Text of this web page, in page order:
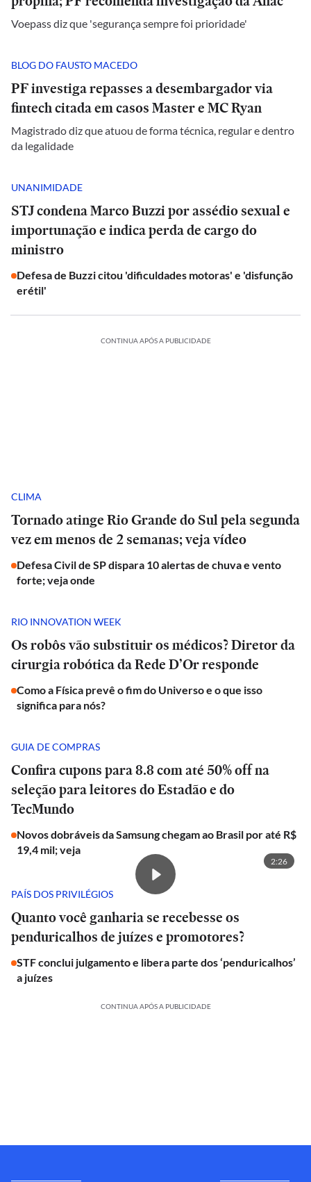
Voepass diz que 'segurança sempre foi prioridade'
BLOG DO FAUSTO MACEDO
PF investiga repasses a desembargador via
fintech citada em casos Master e MC Ryan
Magistrado diz que atuou de forma técnica, regular e dentro
da legalidade
UNANIMIDADE
STJ condena Marco Buzzi por assédio sexual e
importunação e indica perda de cargo do
ministro
Defesa de Buzzi citou 'dificuldades motoras' e 'disfunção
erétil'
CONTINUA APÓS A PUBLICIDADE
CLIMA
Tornado atinge Rio Grande do Sul pela segunda
vez em menos de 2 semanas; veja vídeo
Defesa Civil de SP dispara 10 alertas de chuva e vento
forte; veja onde
RIO INNOVATION WEEK
Os robôs vão substituir os médicos? Diretor da
cirurgia robótica da Rede D’Or responde
Como a Física prevê o fim do Universo e o que isso
significa para nós?
GUIA DE COMPRAS
Confira cupons para 8.8 com até 50% off na
seleção para leitores do Estadão e do
TecMundo
Novos dobráveis da Samsung chegam ao Brasil por até R$
19,4 mil; veja
2:26
PAÍS DOS PRIVILÉGIOS
Quanto você ganharia se recebesse os
penduricalhos de juízes e promotores?
STF conclui julgamento e libera parte dos ‘penduricalhos’
a juízes
CONTINUA APÓS A PUBLICIDADE